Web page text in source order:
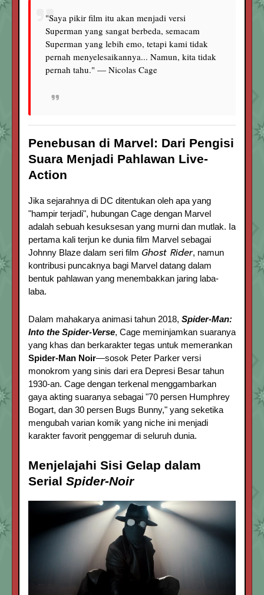
"Saya pikir film itu akan menjadi versi
Superman yang sangat berbeda, semacam
Superman yang lebih emo, tetapi kami tidak
pernah menyelesaikannya... Namun, kita tidak
pernah tahu." — Nicolas Cage
Penebusan di Marvel: Dari Pengisi
Suara Menjadi Pahlawan Live-
Action
Jika sejarahnya di DC ditentukan oleh apa yang
"hampir terjadi", hubungan Cage dengan Marvel
adalah sebuah kesuksesan yang murni dan mutlak. Ia
pertama kali terjun ke dunia film Marvel sebagai
Johnny Blaze dalam seri film Ghost Rider, namun
kontribusi puncaknya bagi Marvel datang dalam
bentuk pahlawan yang menembakkan jaring laba-
laba.
Dalam mahakarya animasi tahun 2018, Spider-Man:
Into the Spider-Verse, Cage meminjamkan suaranya
yang khas dan berkarakter tegas untuk memerankan
Spider-Man Noir—sosok Peter Parker versi
monokrom yang sinis dari era Depresi Besar tahun
1930-an. Cage dengan terkenal menggambarkan
gaya akting suaranya sebagai "70 persen Humphrey
Bogart, dan 30 persen Bugs Bunny," yang seketika
mengubah varian komik yang niche ini menjadi
karakter favorit penggemar di seluruh dunia.
Menjelajahi Sisi Gelap dalam
Serial Spider-Noir